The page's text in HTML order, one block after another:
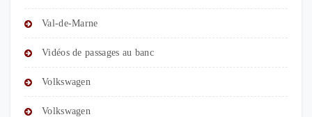
Val-de-Marne
Vidéos de passages au banc
Volkswagen
Volkswagen